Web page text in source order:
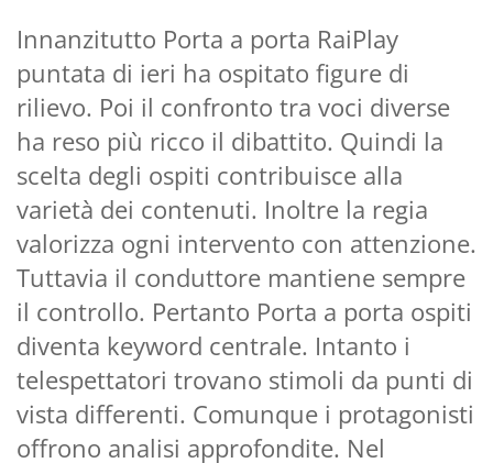
Innanzitutto Porta a porta RaiPlay
puntata di ieri ha ospitato figure di
rilievo. Poi il confronto tra voci diverse
ha reso più ricco il dibattito. Quindi la
scelta degli ospiti contribuisce alla
varietà dei contenuti. Inoltre la regia
valorizza ogni intervento con attenzione.
Tuttavia il conduttore mantiene sempre
il controllo. Pertanto Porta a porta ospiti
diventa keyword centrale. Intanto i
telespettatori trovano stimoli da punti di
vista differenti. Comunque i protagonisti
offrono analisi approfondite. Nel